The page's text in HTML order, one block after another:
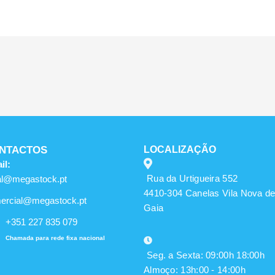
+351 227 835 079
Chamada para rede fixa nacional
LOCALIZAÇÃO
Rua da Urtigueira 552
4410-304 Canelas Vila Nova de
Gaia
Seg. a Sexta: 09:00h 18:00h
Almoço: 13h:00 - 14:00h